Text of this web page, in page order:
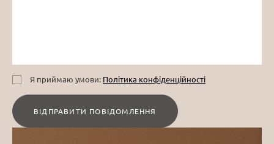
Я приймаю умови: Політика конфіденційності
ВІДПРАВИТИ ПОВІДОМЛЕННЯ